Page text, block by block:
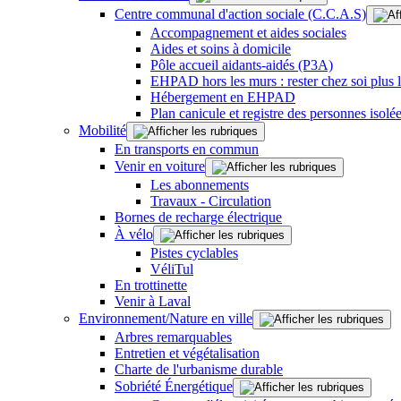
Centre communal d'action sociale (C.C.A.S)
Accompagnement et aides sociales
Aides et soins à domicile
Pôle accueil aidants-aidés (P3A)
EHPAD hors les murs : rester chez soi plus
Hébergement en EHPAD
Plan canicule et registre des personnes
Mobilité
En transports en commun
Venir en voiture
Les abonnements
Travaux - Circulation
Bornes de recharge électrique
À vélo
Pistes cyclables
VéliTul
En trottinette
Venir à Laval
Environnement/Nature en ville
Arbres remarquables
Entretien et végétalisation
Charte de l'urbanisme durable
Sobriété Énergétique